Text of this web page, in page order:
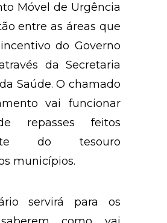
Móvel de Urgência
entre as áreas que
do Governo
da Secretaria
Saúde. O chamado
vai funcionar
repasses feitos
do tesouro
municípios.
servirá para os